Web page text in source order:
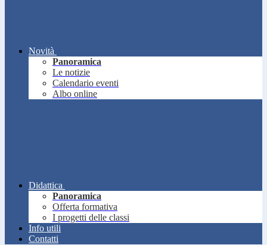
Novità
Panoramica
Le notizie
Calendario eventi
Albo online
Didattica
Panoramica
Offerta formativa
I progetti delle classi
Info utili
Contatti